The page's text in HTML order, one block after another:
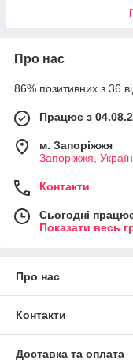
Про нас
86% позитивних з 36
Працює з
м. Запоріжжя
Запоріжжя,
Контакти
Сьогодні
Показати весь
Про нас
Контакти
Доставка та оплата